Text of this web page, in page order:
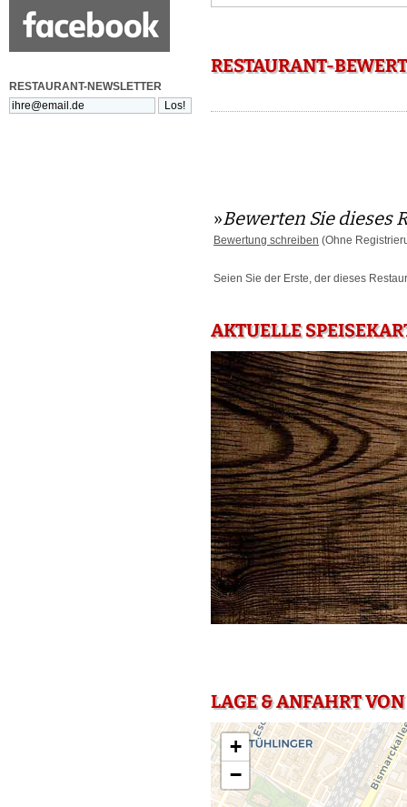
RESTAURANT-NEWSLETTER
RESTAURANT-
»Bewerten Sie dieses
Bewertung schreiben (Ohne
Seien Sie der Erste, der dieses
AKTUELLE
LAGE & ANFAHRT
+
−